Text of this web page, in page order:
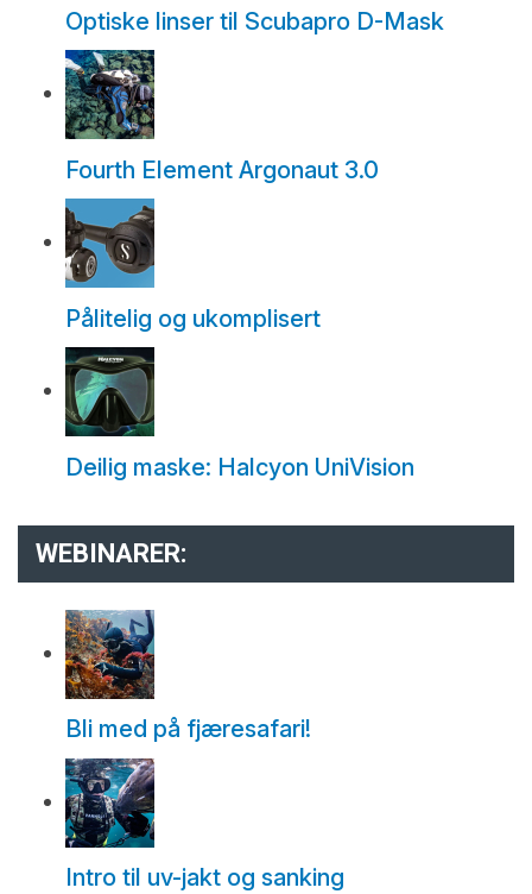
Optiske linser til Scubapro D-Mask
Fourth Element Argonaut 3.0
Pålitelig og ukomplisert
Deilig maske: Halcyon UniVision
WEBINARER:
Bli med på fjæresafari!
Intro til uv-jakt og sanking